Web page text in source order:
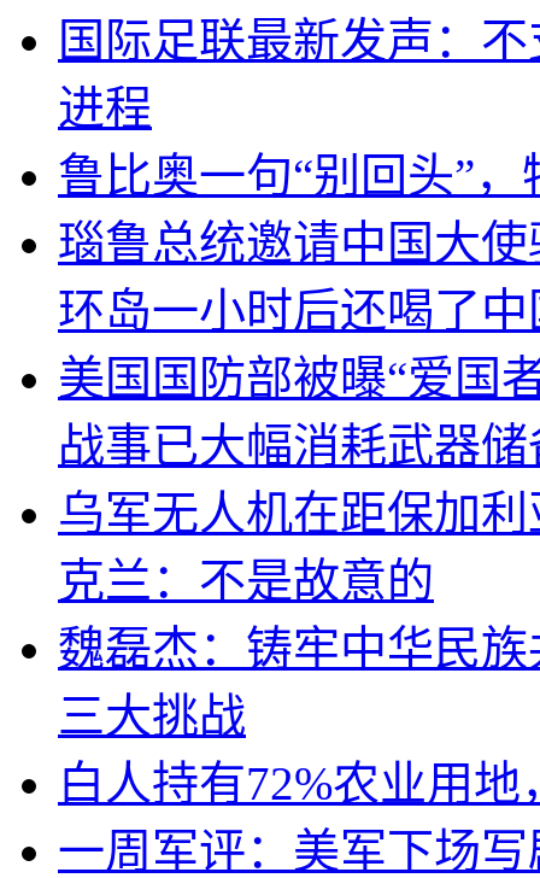
国际足联最新发声：
进程
鲁比奥一句“别回头”
瑙鲁总统邀请中国大
环岛一小时后还喝了
美国国防部被曝“爱国
战事已大幅消耗武器储
乌军无人机在距保加
克兰：不是故意的
魏磊杰：铸牢中华民
三大挑战
白人持有72%农业用
一周军评：美军下场